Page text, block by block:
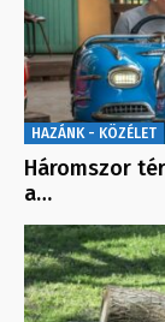
HAZÁNK - KÖZÉLET
Háromszor
a…